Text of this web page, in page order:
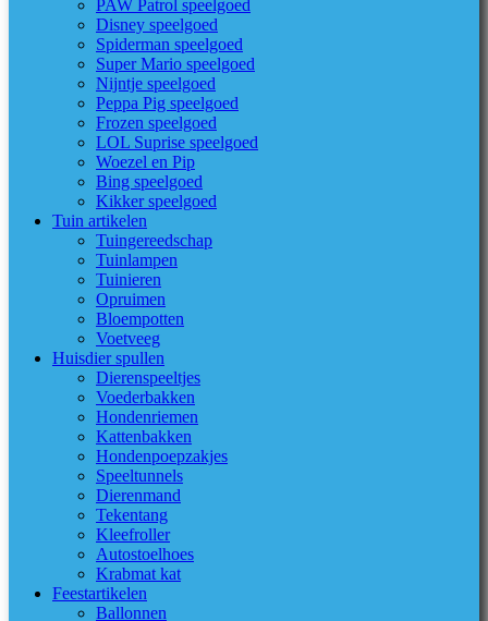
PAW Patrol speelgoed
Disney speelgoed
Spiderman speelgoed
Super Mario speelgoed
Nijntje speelgoed
Peppa Pig speelgoed
Frozen speelgoed
LOL Suprise speelgoed
Woezel en Pip
Bing speelgoed
Kikker speelgoed
Tuin artikelen
Tuingereedschap
Tuinlampen
Tuinieren
Opruimen
Bloempotten
Voetveeg
Huisdier spullen
Dierenspeeltjes
Voederbakken
Hondenriemen
Kattenbakken
Hondenpoepzakjes
Speeltunnels
Dierenmand
Tekentang
Kleefroller
Autostoelhoes
Krabmat kat
Feestartikelen
Ballonnen